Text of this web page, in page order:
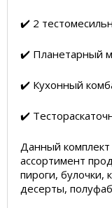
✔️ 2
✔️ Планетарный
✔️ Кухонный
✔️
Данный комплект
ассортимент
пироги, булочки,
десерты,